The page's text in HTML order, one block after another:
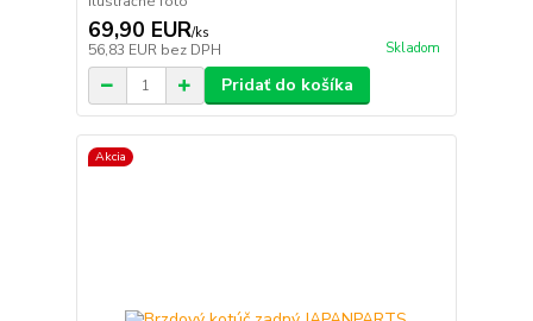
69,90 EUR/ks
56,83 EUR bez DPH Skladom
Pridať do košíka
Akcia